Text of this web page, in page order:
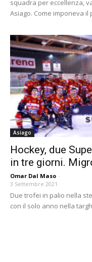
squadra per eccellenza,
Asiago. Come imponeva il
Asiago
Hockey, due
in tre giorni.
Omar Dal Maso -
3 Settembre 2021
Due trofei in palio nella
con il solo anno nella